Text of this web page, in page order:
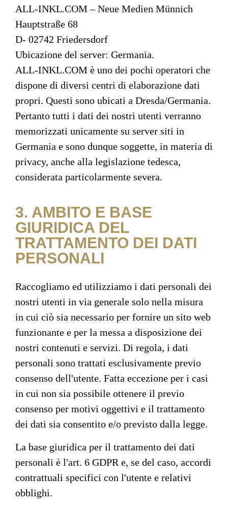
ALL-INKL.COM – Neue Medien Münnich
Hauptstraße 68
D- 02742 Friedersdorf
Ubicazione del server: Germania.
ALL-INKL.COM è uno dei pochi operatori che
dispone di diversi centri di elaborazione dati
propri. Questi sono ubicati a Dresda/Germania.
Pertanto tutti i dati dei nostri utenti verranno
memorizzati unicamente su server siti in
Germania e sono dunque soggette, in materia di
privacy, anche alla legislazione tedesca,
considerata particolarmente severa.
3. AMBITO E BASE
GIURIDICA DEL
TRATTAMENTO DEI DATI
PERSONALI
Raccogliamo ed utilizziamo i dati personali dei
nostri utenti in via generale solo nella misura
in cui ciò sia necessario per fornire un sito web
funzionante e per la messa a disposizione dei
nostri contenuti e servizi. Di regola, i dati
personali sono trattati esclusivamente previo
consenso dell'utente. Fatta eccezione per i casi
in cui non sia possibile ottenere il previo
consenso per motivi oggettivi e il trattamento
dei dati sia consentito e/o previsto dalla legge.
La base giuridica per il trattamento dei dati
personali è l'art. 6 GDPR e, se del caso, accordi
contrattuali specifici con l'utente e relativi
obblighi.